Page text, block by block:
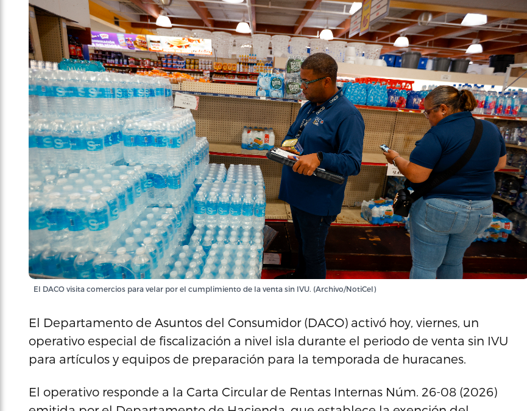
El DACO visita comercios para velar por el cumplimiento de la venta sin IVU. (Archivo/NotiCel)
El Departamento de Asuntos del Consumidor (DACO) activó hoy, viernes, un
operativo especial de fiscalización a nivel isla durante el periodo de venta sin IVU
para artículos y equipos de preparación para la temporada de huracanes.
El operativo responde a la Carta Circular de Rentas Internas Núm. 26-08 (2026)